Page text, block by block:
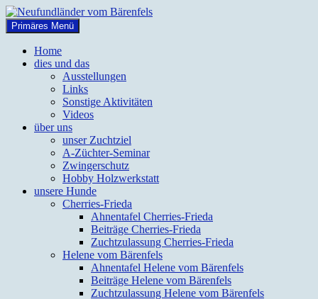
Zum
Inhalt
springen
Neufundländer vom Bärenfels
Suchen
Primäres Menü
Home
dies und das
Ausstellungen
Links
Sonstige Aktivitäten
Videos
über uns
unser Zuchtziel
A-Züchter-Seminar
Zwingerschutz
Hobby Holzwerkstatt
unsere Hunde
Cherries-Frieda
Ahnentafel Cherries-Frieda
Beiträge Cherries-Frieda
Zuchtzulassung Cherries-Frieda
Helene vom Bärenfels
Ahnentafel Helene vom Bärenfels
Beiträge Helene vom Bärenfels
Zuchtzulassung Helene vom Bärenfels